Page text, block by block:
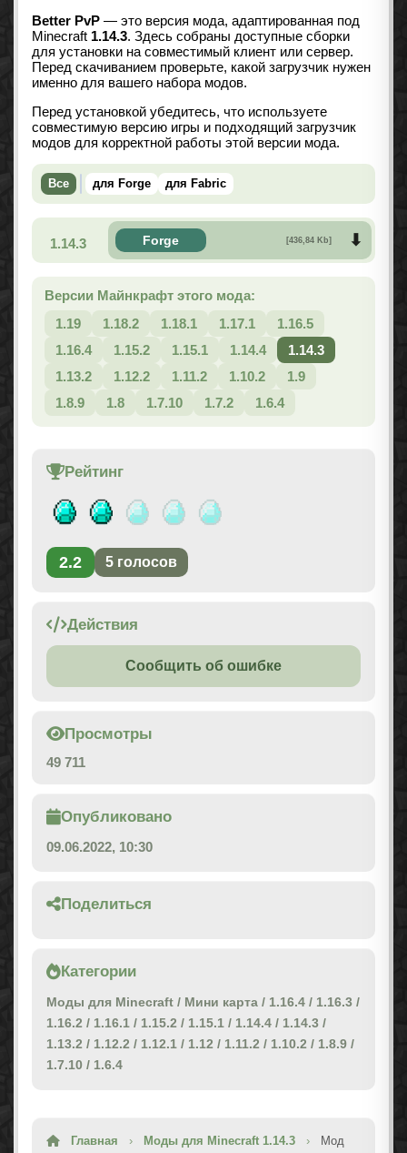
Better PvP — это версия мода, адаптированная под
Minecraft 1.14.3. Здесь собраны доступные сборки
для установки на совместимый клиент или сервер.
Перед скачиванием проверьте, какой загрузчик нужен
именно для вашего набора модов.
Перед установкой убедитесь, что используете
совместимую версию игры и подходящий загрузчик
модов для корректной работы этой версии мода.
Все для Forge для Fabric
1.14.3 Forge [436,84 Kb]
Версии Майнкрафт этого мода:
1.19
1.18.2 1.18.1 1.17.1
1.16.5
1.16.4
1.15.2 1.15.1 1.14.4
1.14.3
1.13.2
1.12.2 1.11.2 1.10.2
1.9
1.8.9
1.8 1.7.10 1.7.2 1.6.4
Рейтинг
2.2 5 голосов
Действия
Сообщить об ошибке
Просмотры
49 711
Опубликовано
09.06.2022, 10:30
Поделиться
Категории
Моды для Minecraft / Мини карта / 1.16.4 / 1.16.3 /
1.16.2 / 1.16.1 / 1.15.2 / 1.15.1 / 1.14.4 / 1.14.3 /
1.13.2 / 1.12.2 / 1.12.1 / 1.12 / 1.11.2 / 1.10.2 / 1.8.9 /
1.7.10 / 1.6.4
Главная › Моды для Minecraft 1.14.3 ›
Мод